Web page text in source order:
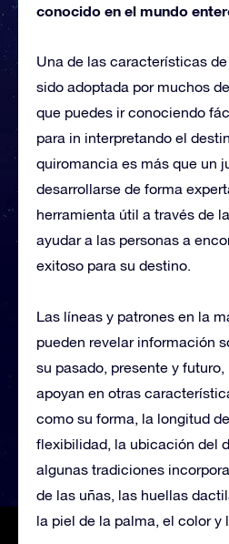
conocido en el mundo
Una de las características
sido adoptada por muchos
que puedes ir conociendo
para in interpretando el
quiromancia es más que un
desarrollarse de forma
herramienta útil a través de
ayudar a las personas a
exitoso para su destino.
Las líneas y patrones en la
pueden revelar información
su pasado, presente y
apoyan en otras
como su forma, la longitud
flexibilidad, la ubicación del
algunas tradiciones
de las uñas, las huellas
la piel de la palma, el color y